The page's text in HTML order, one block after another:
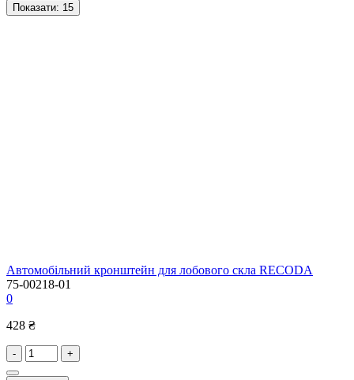
Показати: 15
Автомобільний кронштейн для лобового скла RECODA
75-00218-01
0
428 ₴
- +